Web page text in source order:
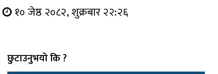
१० जेष्ठ २०८२, शुक्रबार २२:२६
छुटाउनुभयो कि ?